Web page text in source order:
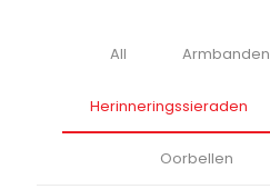
All Armbanden
Herinneringssieraden
Oorbellen